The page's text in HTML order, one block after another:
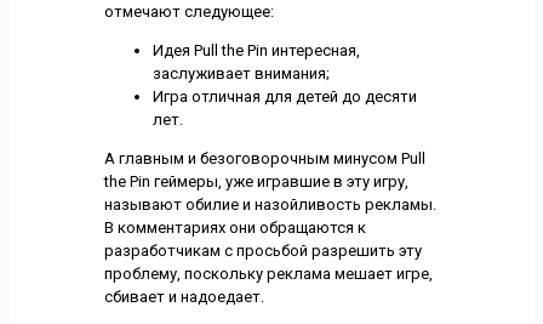
отмечают следующее:
Идея Pull the Pin интересная,
заслуживает внимания;
Игра отличная для детей до десяти
лет.
А главным и безоговорочным минусом Pull
the Pin геймеры, уже игравшие в эту игру,
называют обилие и назойливость рекламы.
В комментариях они обращаются к
разработчикам с просьбой разрешить эту
проблему, поскольку реклама мешает игре,
сбивает и надоедает.